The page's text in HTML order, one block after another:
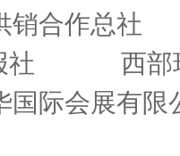
销合作总社
西部现代
国际会展有限